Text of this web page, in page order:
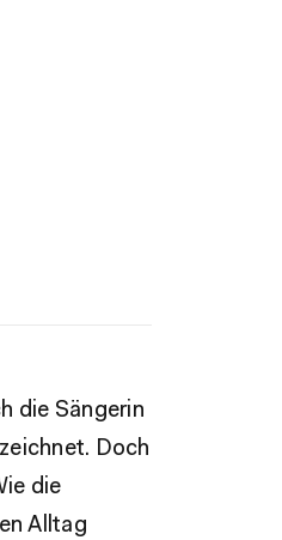
die Sängerin
Doch
die
Alltag